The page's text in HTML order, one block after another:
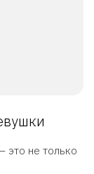
это не только